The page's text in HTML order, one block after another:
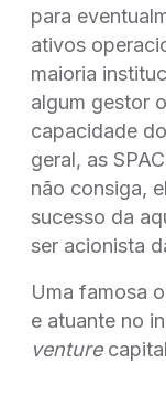
para
ativos
maioria
algum gestor
capacidade
geral, as
não consiga,
sucesso da
ser acionista
Uma famosa
e atuante no
venture